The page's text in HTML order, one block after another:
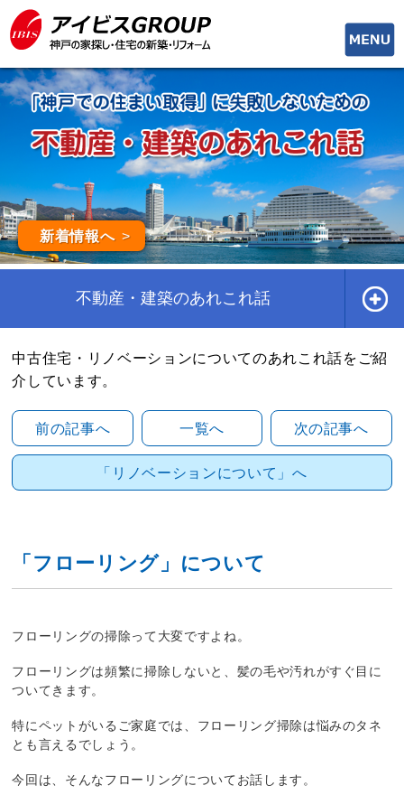
toggle
新着情報へ
不動産・建築のあれこれ話
中古住宅・リノベーションについてのあれこれ話をご紹
介しています。
前の記事へ 一覧へ 次の記事へ
「リノベーションについて」へ
「フローリング」について
フローリングの掃除って大変ですよね。
フローリングは頻繁に掃除しないと、髪の毛や汚れがすぐ目に
ついてきます。
特にペットがいるご家庭では、フローリング掃除は悩みのタネ
とも言えるでしょう。
今回は、そんなフローリングについてお話します。